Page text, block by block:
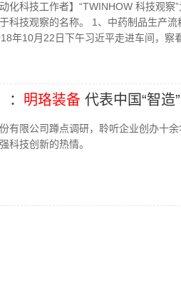
化科技工作者】“TWINHOW 科技观察
科技观察的名称。 1、中药制品生产
年10月22日下午习近平走进车间，察
明珞装备 代表中国“智造
有限公司蹲点调研，聆听企业创办十
科技创新的热情。